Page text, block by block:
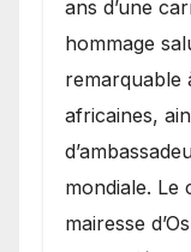
ans d’une
hommage
remarquable
africaines,
mondiale. Le
mairesse